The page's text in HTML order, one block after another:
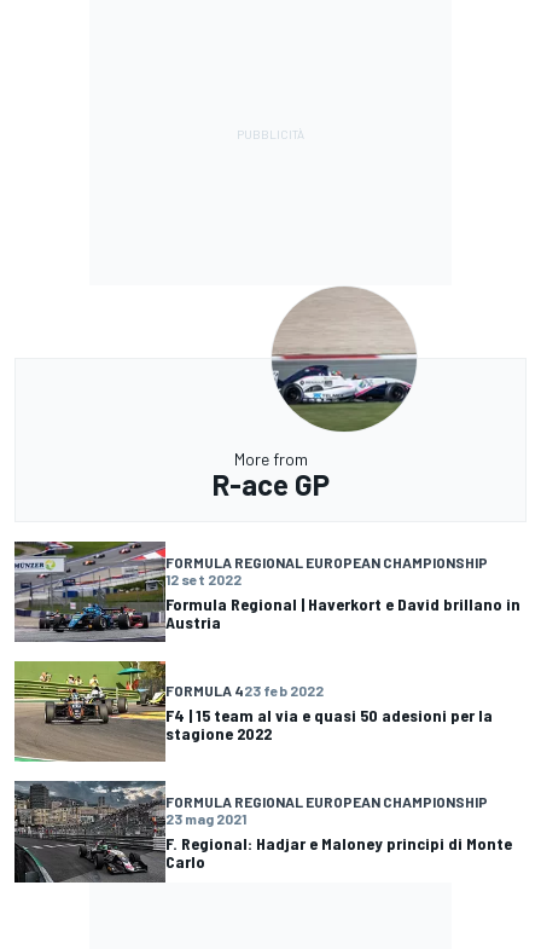
More from
R-ace GP
FORMULA REGIONAL EUROPEAN CHAMPIONSHIP
12 set 2022
Formula Regional | Haverkort e David brillano in
Austria
FORMULA 423 feb 2022
F4 | 15 team al via e quasi 50 adesioni per la
stagione 2022
FORMULA REGIONAL EUROPEAN CHAMPIONSHIP
23 mag 2021
F. Regional: Hadjar e Maloney principi di Monte
Carlo